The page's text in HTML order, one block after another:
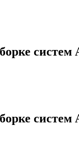
систем
систем